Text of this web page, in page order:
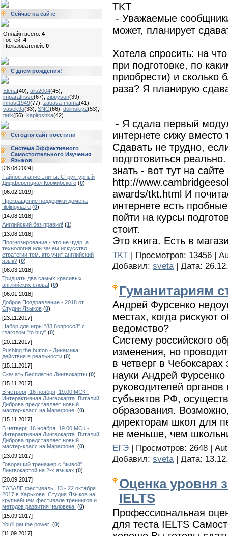
Сейчас на сайте
Онлайн всего: 4
Гостей: 4
Пользователей: 0
С днем рождения!
Elena(40) alis2004(45)
imparatrisse(67) zippysun(39)
innast1949(77) zabava-mama(41)
vasek9a(33) SNG(66) dolinskiy2(53)
tatik(56) kapitoshka(42)
Сегодня сайт посетили
Система Эффективного
Самостоятельного Изучения
Языков
[28.08.2024]
Тайное знание элиты: Структурный
Дифференциал Коржибского (0)
[06.02.2019]
Прекращение поддержки домена
filolingvia.ru (0)
[14.08.2018]
Английский без правил! (1)
[13.08.2018]
Прогнозирование - это не чудо, а
технология или зачем искусство
стратегии тем, кто учит английский
язык? (0)
[08.03.2018]
Тридцать два самых красивых
английских слова! (0)
[06.01.2018]
Доброе Поздравление - 2018 от
Студии Языков (0)
[23.11.2017]
Набор для игры "88 8опросо8" с
глаголом "to buy" (0)
[20.11.2017]
Pushing the button - Динамика
действия в реальности (0)
[15.11.2017]
Скачать Бесплатно Лингвокарты (0)
[15.11.2017]
В четверг, 16 ноября, 19.00 МСК -
Интерактивная Лингвокарта. Виталий
Диброва представляет новый
мастер-класс на Марафоне. (0)
[15.11.2017]
В четверг, 16 ноября, 19.00 МСК -
Интерактивная Лингвокарта. Виталий
Диброва представляет новый
мастер-класс на Марафоне. (0)
[23.09.2017]
Говорящий тренажер с "живой"
Лингвокартой на 2-х языках (0)
[20.09.2017]
ТАВАЛЕ фестиваль: 13 - 22 октября
2017 в Харькове. Студия Языков на
крупнейшем фестивале тренингов и
методов развития человека! (0)
[15.09.2017]
You'll get the power! (0)
[11.09.2017]
TKT
- Уважаемые
может, планирует
Хотела спросить: на
при подготовке, по
приобрести) и сколько
раза? Я планирую
- Я сдала первый
интернете сижу вместо
Сдавать не трудно,
подготовиться
знать - вот тут на
http://
awards/tkt.html И
интернете есть
пойти на курсы
стоит.
Это книга. Есть в
TKT | Просмотров: 13456 |
Добавил: sveta | Дата:
Гуманитариям
Андрей Фурсенко
местах, когда рискуют
ведомство?
Систему российского
изменения, но
в четверг в
науки Андрей
руководителей
субъектов РФ,
образования.
директорам школ для
не меньше, чем
ЕГЭ | Просмотров: 2648 |
Добавил: sveta | Дата:
Оценка уровня
IELTS
Профессиональная
для теста IELTS